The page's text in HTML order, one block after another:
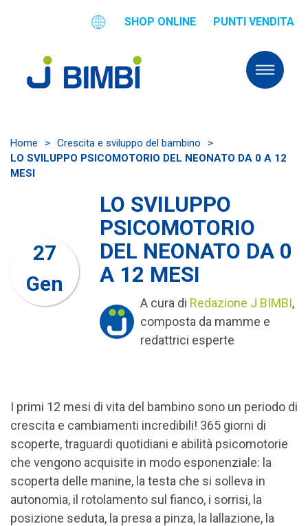
SHOP ONLINE PUNTI VENDITA
Home > Crescita e sviluppo del bambino
>
LO SVILUPPO PSICOMOTORIO DEL NEONATO DA 0 A 12
MESI
27
Gen
LO SVILUPPO
PSICOMOTORIO
DEL NEONATO DA 0
A 12 MESI
A cura di Redazione J BIMBI,
composta da mamme e
redattrici esperte
I primi 12 mesi di vita del bambino sono un periodo di
crescita e cambiamenti incredibili! 365 giorni di
scoperte, traguardi quotidiani e abilità psicomotorie
che vengono acquisite in modo esponenziale: la
scoperta delle manine, la testa che si solleva in
autonomia, il rotolamento sul fianco, i sorrisi, la
posizione seduta, la presa a pinza, la lallazione, la